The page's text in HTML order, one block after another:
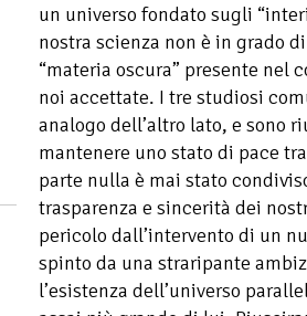
un universo fondato sugli
nostra scienza non è in grado
“materia oscura” presente nel
noi accettate. I tre studiosi
analogo dell’altro lato, e sono
mantenere uno stato di pace
parte nulla è mai stato
trasparenza e sincerità dei
pericolo dall’intervento di un
spinto da una straripante
l’esistenza dell’universo